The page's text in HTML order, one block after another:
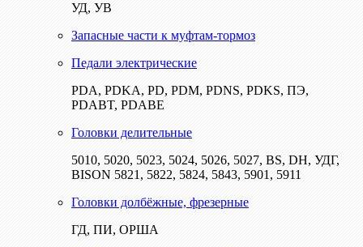
УД, УВ
Запасные части к муфтам-тормоз
Педали электрические
PDA, PDKA, PD, PDM, PDNS, PDKS, ПЭ,
PDABT, PDABE
Головки делительные
5010, 5020, 5023, 5024, 5026, 5027, BS, DH, УДГ,
BISON 5821, 5822, 5824, 5843, 5901, 5911
Головки долбёжные, фрезерные
ГД, ПИ, ОРША